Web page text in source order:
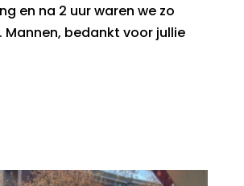
en na 2 uur waren we zo
Mannen, bedankt voor jullie